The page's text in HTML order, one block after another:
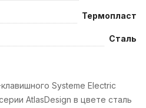
Термопласт
Сталь
Systeme Electric
AtlasDesign в цвете сталь